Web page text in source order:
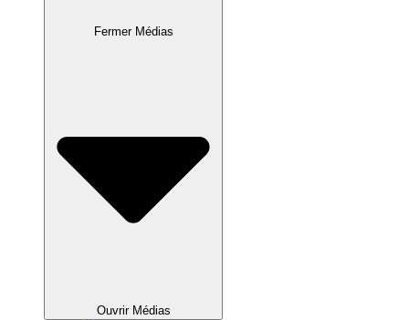
Fermer Médias
Ouvrir Médias